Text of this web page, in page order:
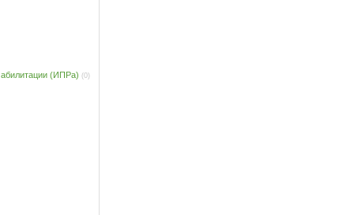
абилитации (ИПРа) (0)